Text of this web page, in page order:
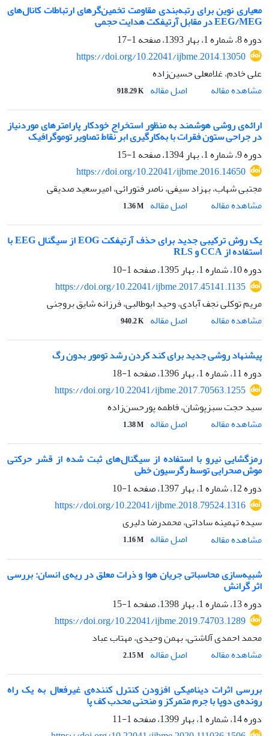
معیاری نوین برای رتبه‌بندی مقاومت تخمین‌گرهای ارتباطات کانال‌های
EEG/MEG در مقابل آرتیفکت هدایت حجمی
دوره 8، شماره 1، بهار 1393، صفحه
1-17
https://doi.org/10.22041/ijbme.2014.13050
علی خادم، غلامعلی حسین‌زاده
مشاهده مقاله
اصل مقاله 918.29 K
ارائه‌‌ی روشی هوشمند به منظور استخراج خودکار پارامترهای موردنیاز
در جراحی ستون فقرات با به‌کارگیری ابر نقاط تصاویر توموگرافیک
دوره 9، شماره 1، بهار 1394، صفحه
1-15
https://doi.org/10.22041/ijbme.2016.14650
مجتبی شهاب، بهزاد سیفی، ناصر فتورائی، امیرسعید صدیقی
مشاهده مقاله
اصل مقاله 1.36 M
یک روش ترکیبی جدید برای حذف آرتیفکت EOG از سیگنال EEG با
استفاده از CCA و RLS
دوره 10، شماره 1، بهار 1395، صفحه
1-10
https://doi.org/10.22041/ijbme.2017.45141.1135
مریم توکلی نجف آبادی، وحید ابوطالبی، فرزانه شایق بروجنی
مشاهده مقاله
اصل مقاله 940.2 K
پیشنهاد روشی جدید برای کند کردن رشد تومور بدون رگ
دوره 11، شماره 1، بهار 1396، صفحه
1-18
https://doi.org/10.22041/ijbme.2017.70563.1255
سید حجت سبزپوشان، فاطمه پورحسن‌زاده
مشاهده مقاله
اصل مقاله 1.38 M
رمزگشایی نیرو با استفاده از سیگنال‌های ثبت شده از قشر حرکتی
موش صحرایی توسط رگرسیون خطی
دوره 12، شماره 1، بهار 1397، صفحه
1-10
https://doi.org/10.22041/ijbme.2018.79524.1316
سیده تهمینه ساداتی، محمدرضا دلیری
مشاهده مقاله
اصل مقاله 1.16 M
شبیه‌سازی محاسباتی جریان هوا و ذرات معلق در ریه‌ی انسان: بررسی
اثر گرانش
دوره 13، شماره 1، بهار 1398، صفحه
1-15
https://doi.org/10.22041/ijbme.2019.74703.1289
محمد احمدی آلاشتی، بهمن وحیدی، مهتاب عباد
مشاهده مقاله
اصل مقاله 2.15 M
بررسی اثرات دینامیکی افزودن کنترل کننده‌ی غیرفعال به یک راه
رونده‌ی دوپا با جرم متمرکز و منحنی محدب کف پا
دوره 14، شماره 1، بهار 1399، صفحه
1-11